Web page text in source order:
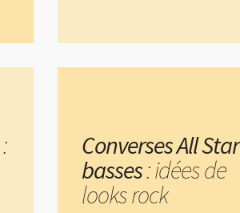
:
Converses All Star
basses: idées de
looks rock